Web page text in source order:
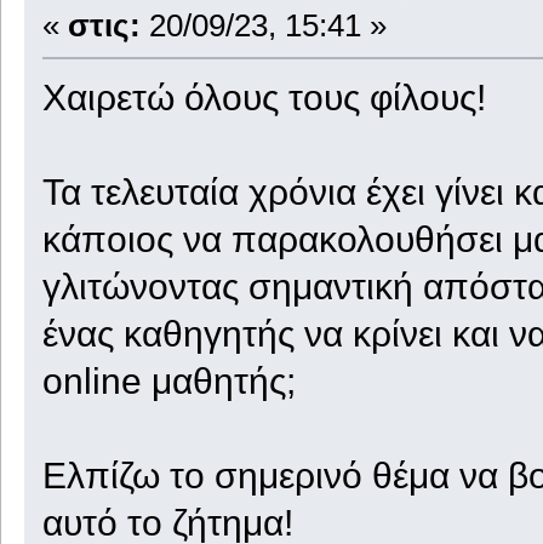
« στις: 20/09/23, 15:41 »
Χαιρετώ όλους τους φίλους!
Τα τελευταία χρόνια έχει
κάποιος να παρακολουθήσει
γλιτώνοντας σημαντική
ένας καθηγητής να κρίνει και
online μαθητής;
Ελπίζω το σημερινό θέμα να
αυτό το ζήτημα!